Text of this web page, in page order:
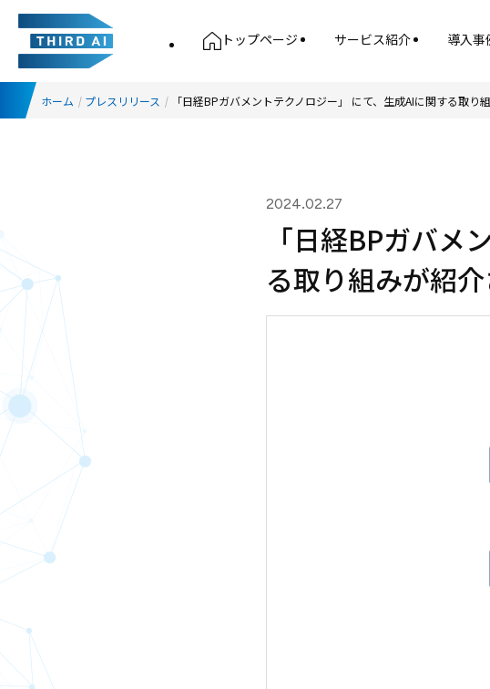
トップページ サービス紹介 導入事
ホーム プレスリリース 「日経BPガバメントテクノロジー」 にて、生成AIに関する取り
2024.02.27
「日経BPガバメ
る取り組みが紹